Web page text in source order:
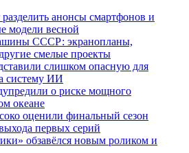
анонсы смартфонов и
модели весной
СССР: экранопланы,
смелые проекты
слишком опасную для
систему ИИ
о риске мощного
океане
оценили финальный сезон
первых серий
обзавёлся новым роликом и